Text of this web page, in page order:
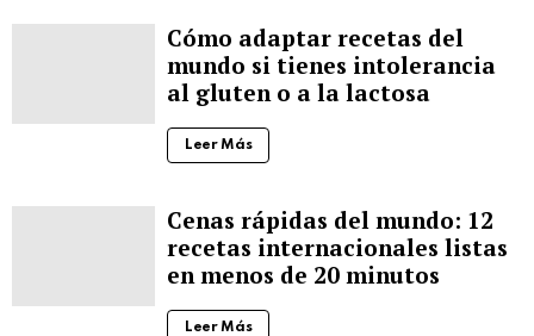
Cómo adaptar recetas del
mundo si tienes intolerancia
al gluten o a la lactosa
Leer Más
Cenas rápidas del mundo: 12
recetas internacionales listas
en menos de 20 minutos
Leer Más